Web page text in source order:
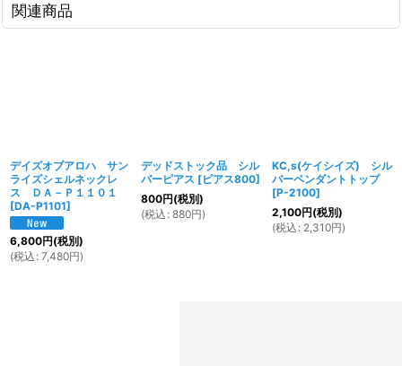
関連商品
デイズオブアロハ サン
ライズシェルネックレ
ス ＤＡ－Ｐ１１０１
[DA-P1101]
6,800円(税別)
(税込 : 7,480円)
デッドストック品 シル
バーピアス [ピアス800]
800円(税別)
(税込 : 880円)
KC,s(ケイシイズ) シル
バーペンダントトップ
[P-2100]
2,100円(税別)
(税込 : 2,310円)